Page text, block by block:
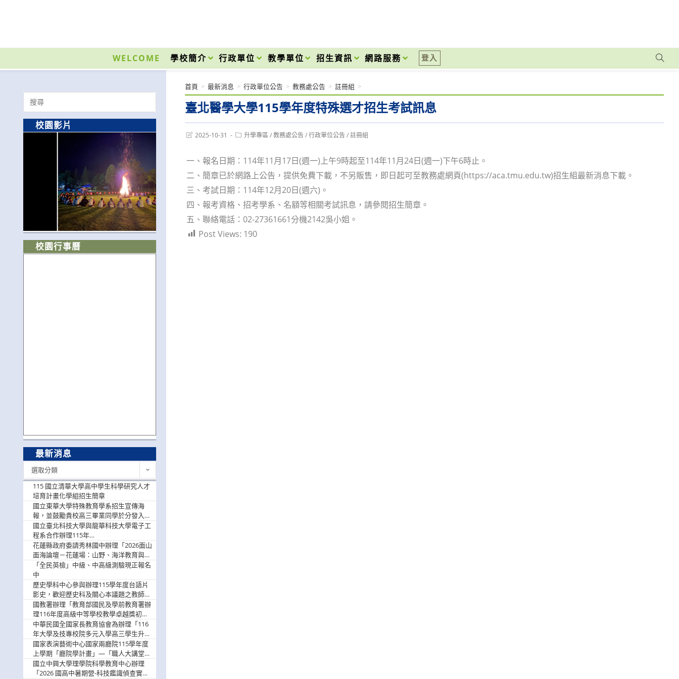
內
WELCOME 學校簡介 行政單位 教學單位 招生資訊 網路服務 登入
臺北醫學大學115學年度特殊選才招生考試訊息
首頁 > 最新消息 > 行政單位公告 > 教務處公告 > 註冊組 >
Post2025-10-31
Post升學專區 / 教務處公告 / 行政單位公告 / 註冊組
一、報名日期：114年11月17日(週一)上午9時起至114年11月24日(週一)下午6時止。
二、簡章已於網路上公告，提供免費下載，不另販售，即日起可至教務處網頁(https://aca.tmu.edu.tw)招生組最新消息下載。
三、考試日期：114年12月20日(週六)。
四、報考資格、招考學系、名額等相關考試訊息，請參閱招生簡章。
五、聯絡電話：02-27361661分機2142吳小姐。
Post Views: 190
Search
for:
校園影片
校園行事曆
最新消息
選取分類
115 國立清華大學高中學生科學研究人才
培育計畫化學組招生簡章
國立東華大學特殊教育學系招生宣傳海
報，並鼓勵貴校高三畢業同學於分發入學
階段踴躍選填。
國立臺北科技大學與龍華科技大學電子工
程系合作辦理115年
「115.08.10~08.12「AI賦能應用於智慧半
導體研習營」，歡迎學生踴躍報名參加
花蓮縣政府委請秀林國中辦理「2026面山
面海論壇－花蓮場：山野、海洋教育與戶
外安全實務課程」，歡迎踴躍報名參加
「全民英檢」中級、中高級測驗現正報名
中
歷史學科中心參與辦理115學年度台語片
影史，歡迎歷史科及關心本議題之教師踴
躍報名參加
國教署辦理「教育部國民及學前教育署辦
理116年度高級中等學校教學卓越獎初選
實施計畫」，鼓勵教師踴躍報名
中華民國全國家長教育協會為辦理「116
年大學及技專校院多元入學高三學生升學
輔導家長說明會」
國家表演藝術中心國家兩廳院115學年度
上學期「廳院學計畫」—「職人大講堂」
及「一日體驗課程」，鼓勵踴躍報名參
與。
國立中興大學理學院科學教育中心辦理
「2026 國高中暑期營-科技鑑識偵查實戰